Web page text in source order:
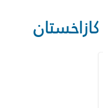
كازاخستان